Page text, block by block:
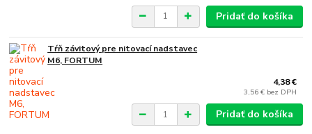
Pridať do košíka
Tŕň závitový pre nitovací nadstavec
M6, FORTUM
4,38 €
3,56 € bez DPH
Pridať do košíka